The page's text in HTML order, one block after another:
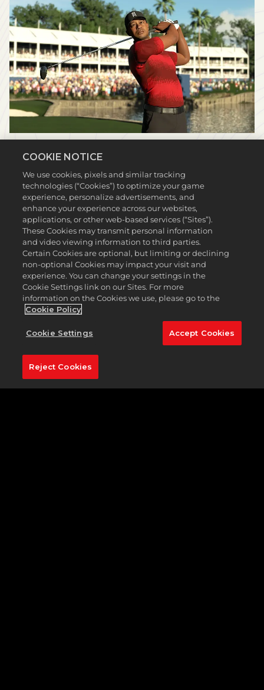
COOKIE NOTICE
We use cookies, pixels and similar tracking
technologies (“Cookies”) to optimize your game
experience, personalize advertisements, and
enhance your experience across our websites,
applications, or other web-based services (“Sites”).
These Cookies may transmit personal information
and video viewing information to third parties.
Certain Cookies are optional, but limiting or declining
non-optional Cookies may impact your visit and
experience. You can change your settings in the
Cookie Settings link on our Sites. For more
information on the Cookies we use, please go to the
Cookie Policy
Cookie Settings Accept Cookies
Reject Cookies